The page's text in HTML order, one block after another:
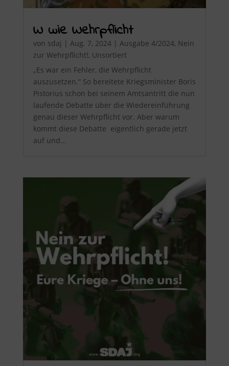
W wie Wehrpflicht
von sdaj | Aug. 7, 2024| Ausgabe 4/2024, Nein
zur Wehrpflicht!, Unsortiert
„Es war ein Fehler, die Wehrpflicht
auszusetzen.“ So bereitete Kriegsminister Boris
Pistorius schon bei seinem Amtsantritt die nun
laufende Debatte über die Wiedereinführung
genau dieser Wehrpflicht vor. Aber warum
kommt diese Debatte eigentlich gerade jetzt
auf und...